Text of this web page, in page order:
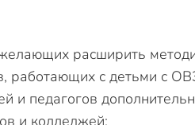
расширить
работающих с детьми с
и педагогов
и колледжей;